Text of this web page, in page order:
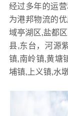
经过多年的运
为港邦物流的
域亭湖区,盐都
县,东台，河源
镇,南岭镇,黄塘
埔镇,上义镇,水